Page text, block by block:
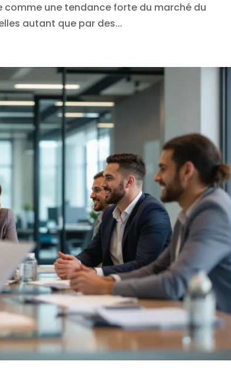
comme une tendance forte du marché du
autant que par des...